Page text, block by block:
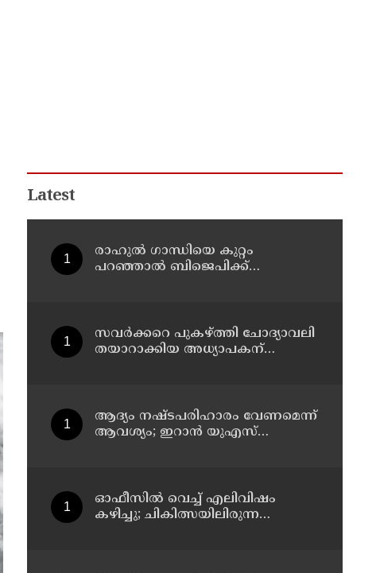
Latest
രാഹുല്‍ ഗാന്ധിയെ കുറ്റം
പറഞ്ഞാല്‍ ബിജെപിക്ക്
സവര്‍ക്കറെ പുകഴ്ത്തി ചോദ്യാവലി
തയാറാക്കിയ അധ്യാപകന്
ആദ്യം നഷ്ടപരിഹാരം വേണമെന്ന്
ആവശ്യം; ഇറാന്‍ യുഎസ്
ഓഫീസില്‍ വെച്ച് എലിവിഷം
കഴിച്ചു; ചികിത്സയിലിരുന്ന